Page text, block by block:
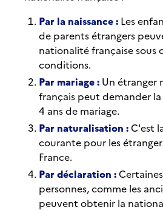
Par la naissance : Les
de parents étrangers
nationalité française sous
conditions.
Par mariage : Un étranger
français peut demander
4 ans de mariage.
Par naturalisation :C'est
courante pour les
France.
Par déclaration :
personnes, comme les
peuvent obtenir la